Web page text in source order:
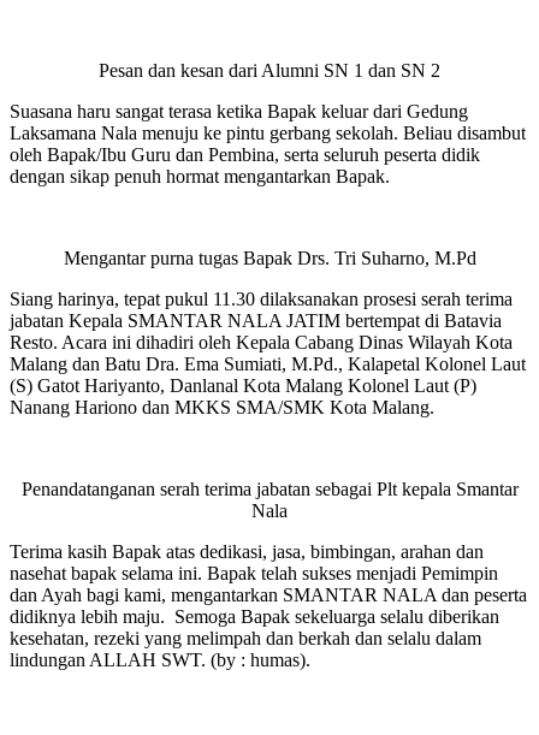
Pesan dan kesan dari Alumni SN 1 dan SN 2
Suasana haru sangat terasa ketika Bapak keluar dari Gedung
Laksamana Nala menuju ke pintu gerbang sekolah. Beliau disambut
oleh Bapak/Ibu Guru dan Pembina, serta seluruh peserta didik
dengan sikap penuh hormat mengantarkan Bapak.
Mengantar purna tugas Bapak Drs. Tri Suharno, M.Pd
Siang harinya, tepat pukul 11.30 dilaksanakan prosesi serah terima
jabatan Kepala SMANTAR NALA JATIM bertempat di Batavia
Resto. Acara ini dihadiri oleh Kepala Cabang Dinas Wilayah Kota
Malang dan Batu Dra. Ema Sumiati, M.Pd., Kalapetal Kolonel Laut
(S) Gatot Hariyanto, Danlanal Kota Malang Kolonel Laut (P)
Nanang Hariono dan MKKS SMA/SMK Kota Malang.
Penandatanganan serah terima jabatan sebagai Plt kepala Smantar
Nala
Terima kasih Bapak atas dedikasi, jasa, bimbingan, arahan dan
nasehat bapak selama ini. Bapak telah sukses menjadi Pemimpin
dan Ayah bagi kami, mengantarkan SMANTAR NALA dan peserta
didiknya lebih maju. Semoga Bapak sekeluarga selalu diberikan
kesehatan, rezeki yang melimpah dan berkah dan selalu dalam
lindungan ALLAH SWT. (by : humas).